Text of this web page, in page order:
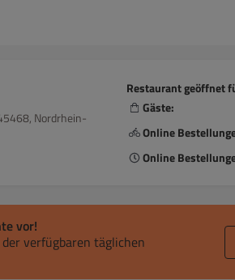
Nordrhein-
Restaurant geöffnet
Gäste:
Online
Online
vor!
verfügbaren täglichen